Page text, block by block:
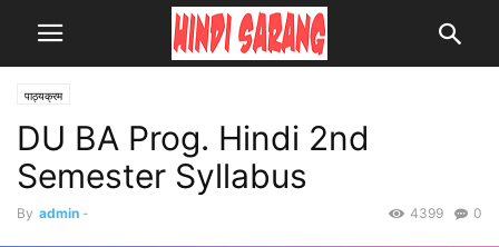
पाठ्यक्रम
DU BA Prog. Hindi 2nd
Semester Syllabus
By admin - 0
4399